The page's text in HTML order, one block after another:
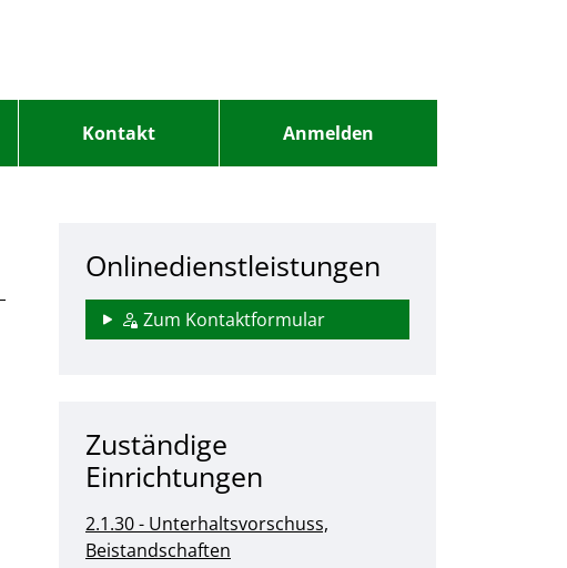
Kontakt Anmelden
Onlinedienstleistungen
Zum Kontaktformular
Zuständige
Einrichtungen
2.1.30 - Unterhaltsvorschuss,
Beistandschaften